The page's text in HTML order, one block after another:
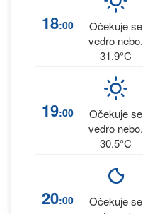
18:00
Očekuje se
vedro nebo.
31.9°C
19:00
Očekuje se
vedro nebo.
30.5°C
20:00
Očekuje se